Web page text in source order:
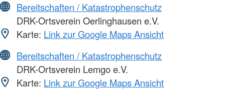
Bereitschaften / Katastrophenschutz
DRK-Ortsverein Oerlinghausen e.V.
Karte: Link zur Google Maps Ansicht
Bereitschaften / Katastrophenschutz
DRK-Ortsverein Lemgo e.V.
Karte: Link zur Google Maps Ansicht